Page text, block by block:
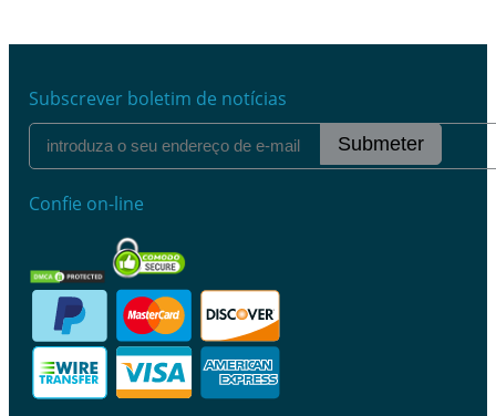
Subscrever boletim de notícias
Submeter
Confie on-line